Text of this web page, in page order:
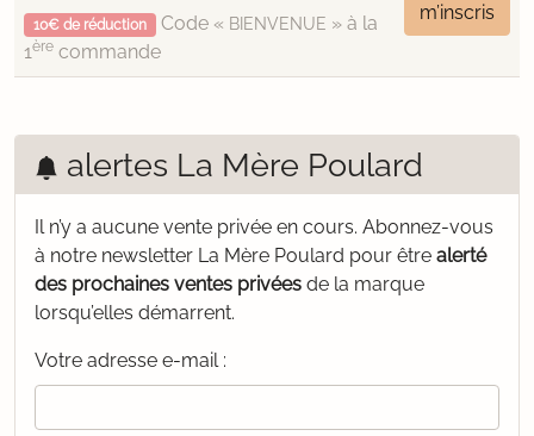
10€ de réduction Code « BIENVENUE » à la
1ère commande
m’inscris
alertes La Mère Poulard
Il n’y a aucune vente privée en cours. Abonnez-vous
à notre newsletter La Mère Poulard pour être alerté
des prochaines ventes privées de la marque
lorsqu’elles démarrent.
Votre adresse e-mail :